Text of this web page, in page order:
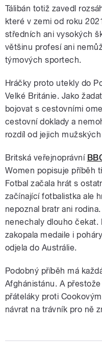
Tálibán totiž zavedl
které v zemi od roku
středních ani vysokých
většinu profesí ani
týmových sportech.
Hráčky proto utekly do
Velké Británie. Jako
bojovat s cestovními
cestovní doklady a
rozdíl od jejich
Britská veřejnoprávní
Women popisuje příběh
Fotbal začala hrát s
začínající fotbalistka ale
nepoznal bratr ani
nenechaly dlouho
zakopala medaile i
odjela do Austrálie.
Podobný příběh má
Afghánistánu. A
přáteláky proti
návrat na trávník pro ně